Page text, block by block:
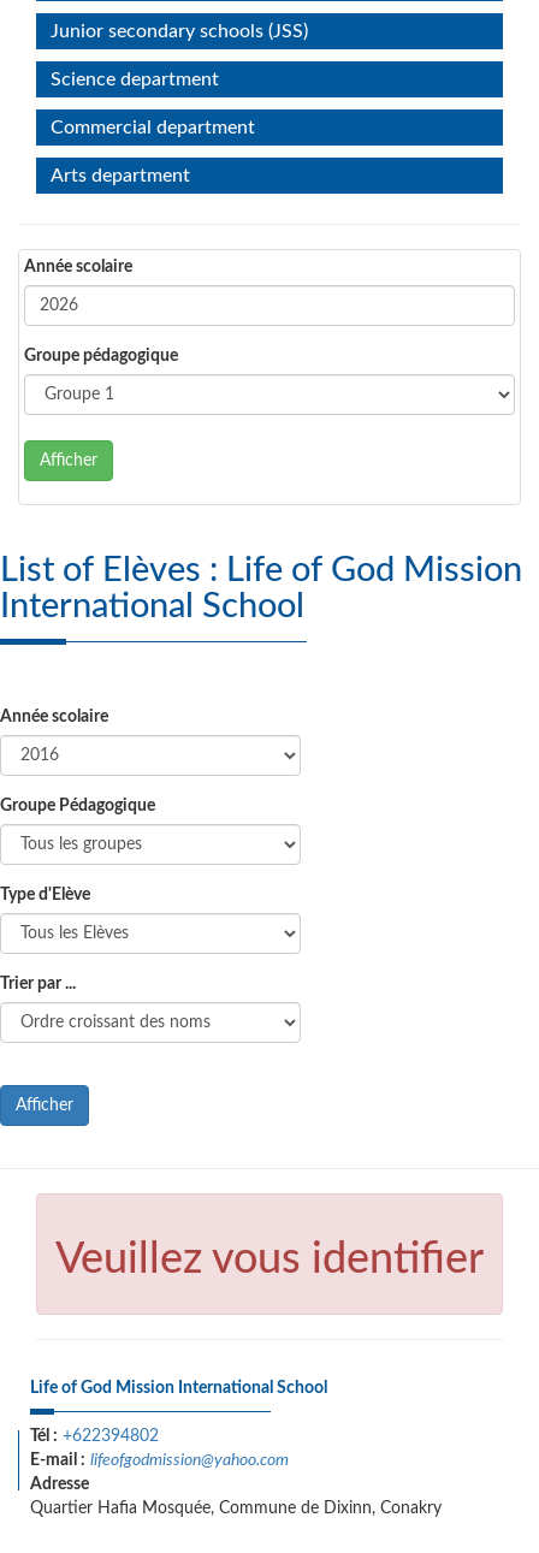
Junior secondary schools (JSS)
Science department
Commercial department
Arts department
Année scolaire
Groupe pédagogique
Afficher
List of Elèves : Life of God Mission
International School
Année scolaire
Groupe Pédagogique
Type d'Elève
Trier par ...
Afficher
Veuillez vous identifier
Life of God Mission International School
Tél : +622394802
E-mail : lifeofgodmission@yahoo.com
Adresse
Quartier Hafia Mosquée, Commune de Dixinn, Conakry